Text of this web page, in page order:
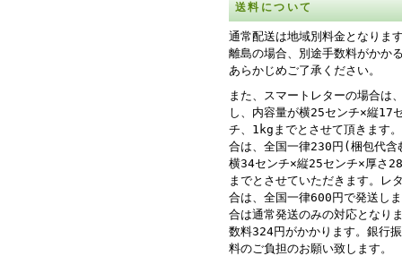
送料について
通常配送は地域別料金となりま
離島の場合、別途手数料がかか
あらかじめご了承ください。
また、スマートレターの場合は
し、内容量が横25センチ×縦17
チ、1kgまでとさせて頂きます
合は、全国一律230円(梱包代含
横34センチ×縦25センチ×厚さ
までとさせていただきます。レ
合は、全国一律600円で発送し
合は通常発送のみの対応となり
数料324円がかかります。銀行
料のご負担のお願い致します。